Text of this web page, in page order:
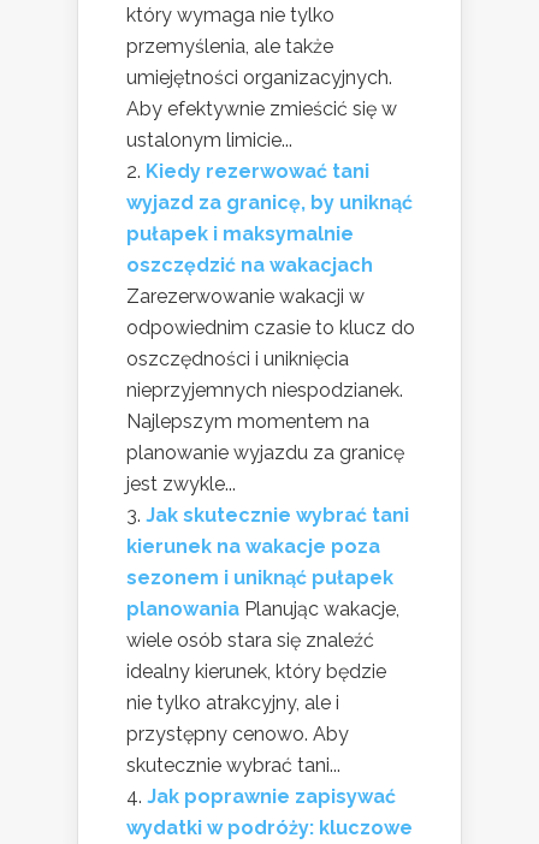
który wymaga nie tylko
przemyślenia, ale także
umiejętności organizacyjnych.
Aby efektywnie zmieścić się w
ustalonym limicie...
Kiedy rezerwować tani
wyjazd za granicę, by uniknąć
pułapek i maksymalnie
oszczędzić na wakacjach
Zarezerwowanie wakacji w
odpowiednim czasie to klucz do
oszczędności i uniknięcia
nieprzyjemnych niespodzianek.
Najlepszym momentem na
planowanie wyjazdu za granicę
jest zwykle...
Jak skutecznie wybrać tani
kierunek na wakacje poza
sezonem i uniknąć pułapek
planowania Planując wakacje,
wiele osób stara się znaleźć
idealny kierunek, który będzie
nie tylko atrakcyjny, ale i
przystępny cenowo. Aby
skutecznie wybrać tani...
Jak poprawnie zapisywać
wydatki w podróży: kluczowe